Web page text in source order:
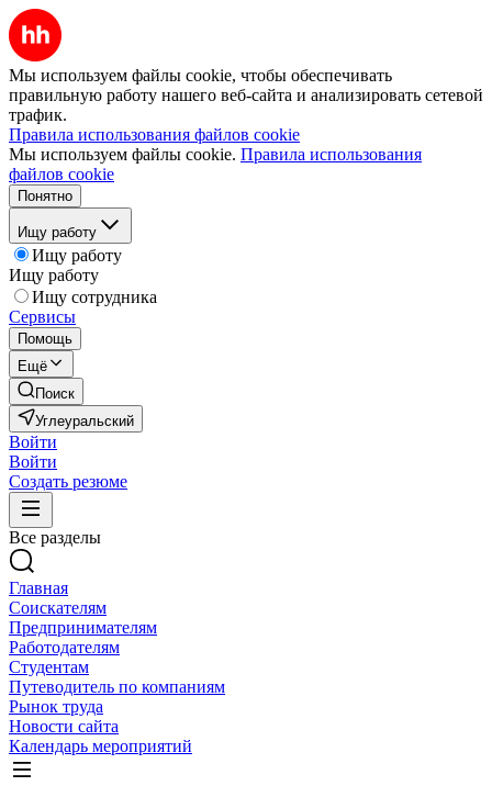
Мы используем файлы cookie, чтобы обеспечивать
правильную работу нашего веб-сайта и анализировать сетевой
трафик.
Правила использования файлов cookie
Мы используем файлы cookie. Правила использования
файлов cookie
Понятно
Ищу работу
Ищу работу
Ищу работу
Ищу сотрудника
Сервисы
Помощь
Ещё
Поиск
Углеуральский
Войти
Войти
Создать резюме
Все разделы
Главная
Соискателям
Предпринимателям
Работодателям
Студентам
Путеводитель по компаниям
Рынок труда
Новости сайта
Календарь мероприятий